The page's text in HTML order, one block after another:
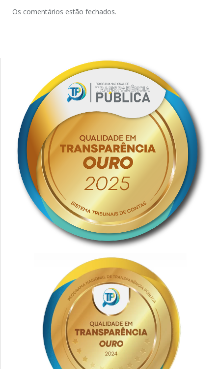
Os comentários estão fechados.